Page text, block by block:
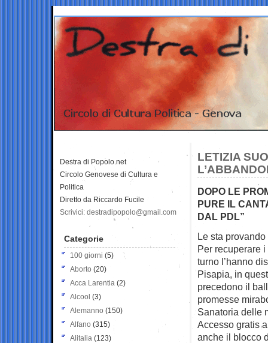
LETIZIA
DOPO LE
PURE IL
DAL PDL”
Le sta
Per recuperare
turno l’hanno
Pisapia, in
precedono il
promesse
Sanatoria delle
Accesso gratis
anche il blocco
Destra di Popolo.net
Circolo Genovese di Cultura e
Politica
Diretto da Riccardo Fucile
Scrivici: destradipopolo@gmail.com
Categorie
100 giorni (5)
Aborto (20)
Acca Larentia (2)
Alcool (3)
Alemanno (150)
Alfano (315)
Alitalia (123)